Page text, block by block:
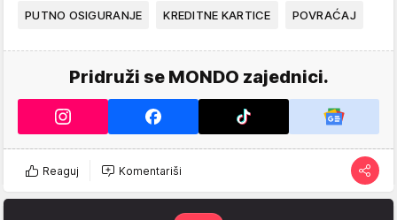
PUTNO OSIGURANJE KREDITNE KARTICE POVRAĆAJ
Pridruži se MONDO zajednici.
Reaguj Komentariši